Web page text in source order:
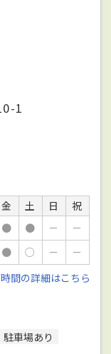
1
金 土 日
祝
● ● －
－
● ○ －
－
間の詳細はこちら
駐車場あり